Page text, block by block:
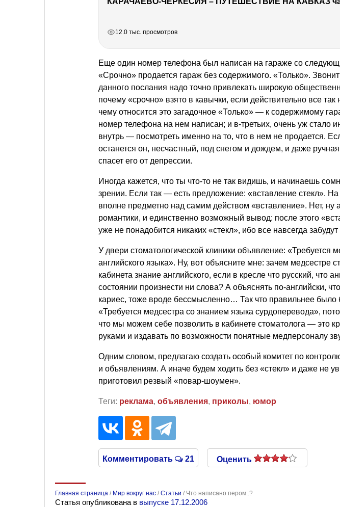
12.0 тыс. просмотров
Еще один номер телефона был написан на гараже со
«Срочно» продается гараж без содержимого. «Только».
данного послания надо точно привлекать широкую
почему «срочно» взято в кавычки, если действительно все
чему относится это загадочное «Только» — к содержимому
номер телефона на нем написан; и в-третьих, очень уж стало
внутрь — посмотреть именно на то, что в нем не продается.
останется он, несчастный, под снегом и дождем, и даже
спасет его от депрессии.
Иногда кажется, что ты что-то не так видишь, и начинаешь
зрении. Если так — есть предложение: «вставление стекл». На
вполне предметно над самим действом «вставление». Нет, ну
романтики, и единственно возможный вывод: после этого
уже не понадобится никаких «стекл», ибо все навсегда
У двери стоматологической клиники объявление: «Требуется
английского языка». Ну, вот объясните мне: зачем медсестре
кабинета знание английского, если в кресле что русский, что
состоянии произнести ни слова? А объяснять по-английски,
кариес, тоже вроде бессмысленно… Так что правильнее было
«Требуется медсестра со знанием языка сурдоперевода»,
что мы можем себе позволить в кабинете стоматолога — это
руками и издавать по возможности понятные медперсоналу
Одним словом, предлагаю создать особый комитет по
и объявлениям. А иначе будем ходить без «стекл» и даже не
приготовил резвый «повар-шоумен».
Теги: реклама, объявления, приколы, юмор
Комментировать 21 Оценить
Главная страница / Мир вокруг нас /Статьи / Что написано пером..?
Статья опубликована в выпуске 17.12.2006